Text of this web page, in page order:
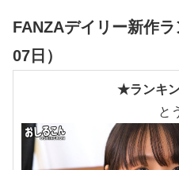
FANZAデイリー新作
07日）
★ランキ
と